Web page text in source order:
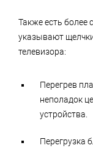
Также есть более
указывают
телевизора:
Перегрев
неполадок
устройства.
Перегрузка